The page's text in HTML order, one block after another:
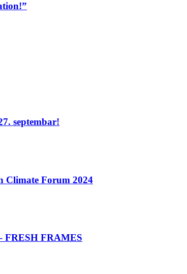
septembar!
Climate Forum 2024
FRESH FRAMES